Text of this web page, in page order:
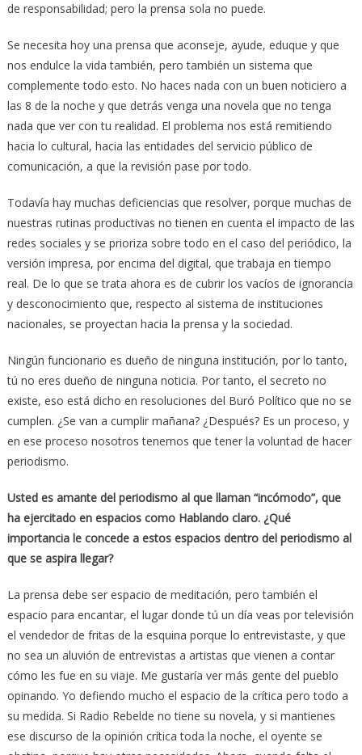
de responsabilidad; pero la prensa sola no puede.
Se necesita hoy una prensa que aconseje, ayude, eduque y que
nos endulce la vida también, pero también un sistema que
complemente todo esto. No haces nada con un buen noticiero a
las 8 de la noche y que detrás venga una novela que no tenga
nada que ver con tu realidad. El problema nos está remitiendo
hacia lo cultural, hacia las entidades del servicio público de
comunicación, a que la revisión pase por todo.
Todavía hay muchas deficiencias que resolver, porque muchas de
nuestras rutinas productivas no tienen en cuenta el impacto de las
redes sociales y se prioriza sobre todo en el caso del periódico, la
versión impresa, por encima del digital, que trabaja en tiempo
real. De lo que se trata ahora es de cubrir los vacíos de ignorancia
y desconocimiento que, respecto al sistema de instituciones
nacionales, se proyectan hacia la prensa y la sociedad.
Ningún funcionario es dueño de ninguna institución, por lo tanto,
tú no eres dueño de ninguna noticia. Por tanto, el secreto no
existe, eso está dicho en resoluciones del Buró Político que no se
cumplen. ¿Se van a cumplir mañana? ¿Después? Es un proceso, y
en ese proceso nosotros tenemos que tener la voluntad de hacer
periodismo.
Usted es amante del periodismo al que llaman “incómodo”, que
ha ejercitado en espacios como Hablando claro. ¿Qué
importancia le concede a estos espacios dentro del periodismo al
que se aspira llegar?
La prensa debe ser espacio de meditación, pero también el
espacio para encantar, el lugar donde tú un día veas por televisión
el vendedor de fritas de la esquina porque lo entrevistaste, y que
no sea un aluvión de entrevistas a artistas que vienen a contar
cómo les fue en su viaje. Me gustaría ver más gente del pueblo
opinando. Yo defiendo mucho el espacio de la crítica pero todo a
su medida. Si Radio Rebelde no tiene su novela, y si mantienes
ese discurso de la opinión crítica toda la noche, el oyente se